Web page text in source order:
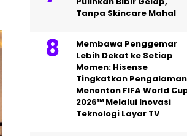
Tanpa Skincare Mahal
Membawa Penggemar
Lebih Dekat ke Setiap
Momen: Hisense
Tingkatkan Pengalaman
Menonton FIFA World
2026™ Melalui Inovasi
Teknologi Layar TV